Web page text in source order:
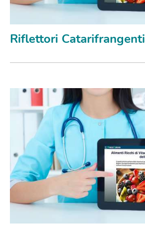
Riflettori Catarifrangenti